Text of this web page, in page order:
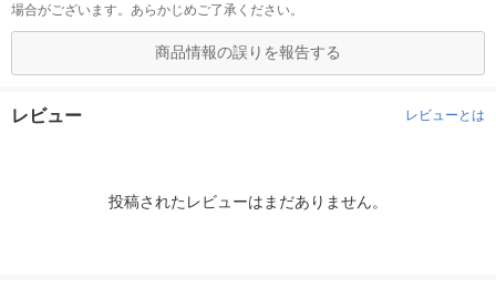
場合がございます。あらかじめご了承ください。
商品情報の誤りを報告する
レビュー レビューとは
投稿されたレビューはまだありません。